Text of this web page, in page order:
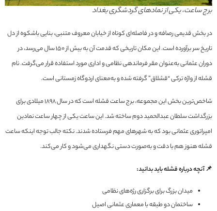
برج ساعت، یکی از نمادهای گردشگری بغداد
در بخش قدیمی رصافه و در فاصله‌ای کوتاه از خیابان معروف متنبی، بنایی باشکوه از دل
تاریخ سر برآورده است. این مکان تاریخی که قدمت آن به بیش از ۱۵۰ سال می‌رسد، در
دوران عثمانی به‌عنوان مقر فرماندهی نظامی و اداری مورد استفاده قرار می‌گرفت. نام
قشله از واژه ترکی “قشلاق” گرفته شده و به‌معنای اردوگاه زمستانی است.
شاخص‌ترین بخش این مجموعه، برج ساعت قشله است که در سال ۱۸۹۸ میلادی برای
بزرگداشت سلطان عبدالحمید دوم ساخته شد. این ساعت یکی از چهار ساعت نمادین
امپراتوری عثمانی بود که به شهرهای مهم فرستاده شدند. نکته جالب توجه اینکه ساعت
قشله هنوز هم با دقت و به‌صورت دستی نگهداری می‌شود و کار می‌کند.
📌 آنچه درباره قشله باید بدانید:
میدان بزرگ برای برگزاری رژه‌های نظامی
ساختمان دو طبقه با معماری عثمانی اصیل